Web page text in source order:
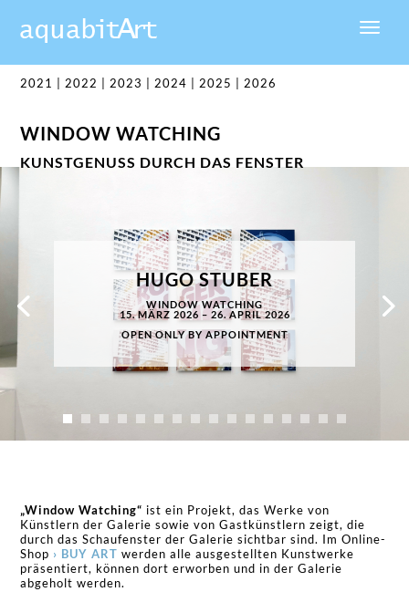
2021 |2022 |2023 |2024 |2025 |2026
WINDOW WATCHING
KUNSTGENUSS DURCH DAS FENSTER
HUGO STUBER
WINDOW WATCHING
15. MÄRZ 2026 – 26. APRIL 2026
OPEN ONLY BY APPOINTMENT
„Window Watching“ ist ein Projekt, das Werke von
Künstlern der Galerie sowie von Gastkünstlern zeigt, die
durch das Schaufenster der Galerie sichtbar sind. Im Online-
Shop › BUY ART werden alle ausgestellten Kunstwerke
präsentiert, können dort erworben und in der Galerie
abgeholt werden.